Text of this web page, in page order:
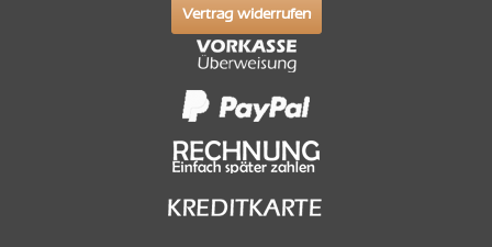
Vertrag widerrufen